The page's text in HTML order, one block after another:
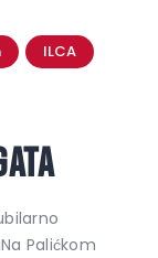
ILCA
Palićkom